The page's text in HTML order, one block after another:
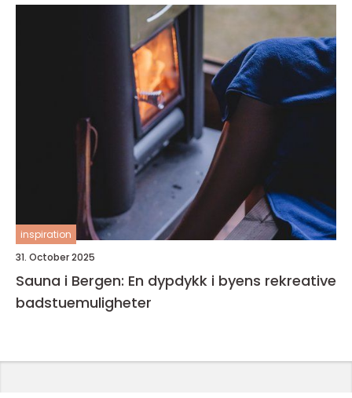
inspiration
31. October 2025
Sauna i Bergen: En dypdykk i byens rekreative
badstuemuligheter